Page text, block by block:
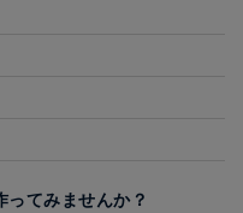
てみませんか？